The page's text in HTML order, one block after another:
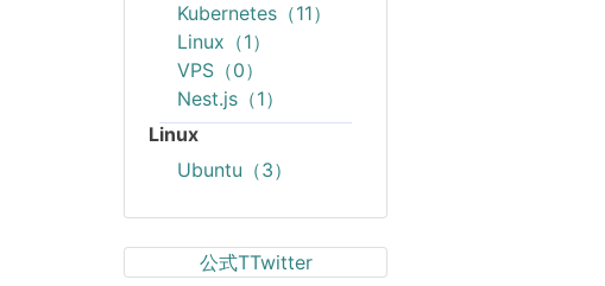
Kubernetes（11）
Linux（1）
VPS（0）
Nest.js（1）
Linux
Ubuntu（3）
公式TTwitter